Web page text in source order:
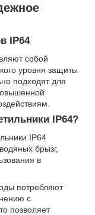
IP64
собой
уровня защиты
подходят для
IP64?
IP64
брызг,
в
потребляют
с
позволяет